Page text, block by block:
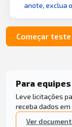
anote, exclua
Começar
Para
Leve licitações
receba dados em
Ver